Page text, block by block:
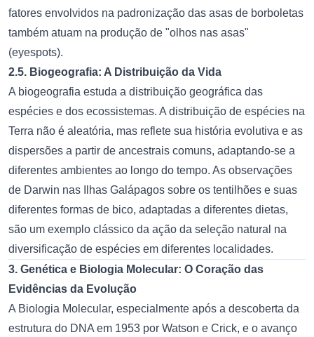
fatores envolvidos na padronização das asas de borboletas
também atuam na produção de "olhos nas asas"
(eyespots).
2.5. Biogeografia: A Distribuição da Vida
A biogeografia estuda a distribuição geográfica das
espécies e dos ecossistemas. A distribuição de espécies na
Terra não é aleatória, mas reflete sua história evolutiva e as
dispersões a partir de ancestrais comuns, adaptando-se a
diferentes ambientes ao longo do tempo. As observações
de Darwin nas Ilhas Galápagos sobre os tentilhões e suas
diferentes formas de bico, adaptadas a diferentes dietas,
são um exemplo clássico da ação da seleção natural na
diversificação de espécies em diferentes localidades.
3. Genética e Biologia Molecular: O Coração das
Evidências da Evolução
A Biologia Molecular, especialmente após a descoberta da
estrutura do DNA em 1953 por Watson e Crick, e o avanço